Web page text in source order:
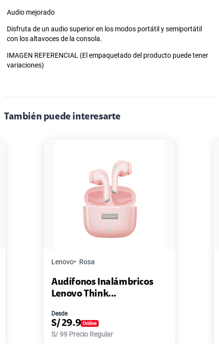
Audio mejorado
Disfruta de un audio superior en los modos portátil y semiportátil
con los altavoces de la consola.
IMAGEN REFERENCIAL (El empaquetado del producto puede tener
variaciones)
También puede interesarte
Pack de 2 Power